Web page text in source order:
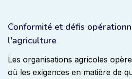
Conformité et défis
l'agriculture
Les organisations agricoles
où les exigences en matière de